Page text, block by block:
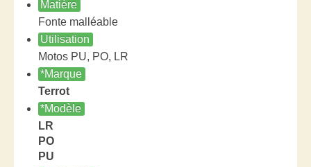
Matière
Fonte malléable
Utilisation
Motos PU, PO, LR
*Marque
Terrot
*Modèle
LR
PO
PU